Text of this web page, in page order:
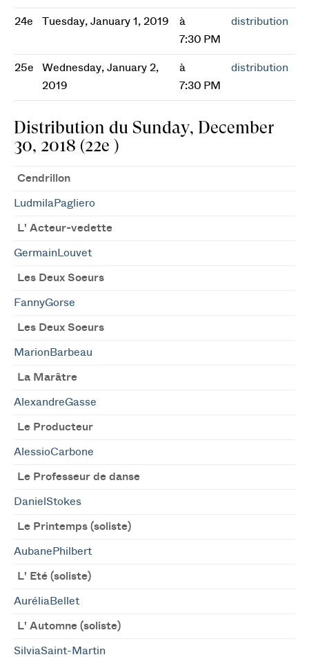
24e Tuesday, January 1, 2019
à
7:30 PM
distribution
25e
Wednesday, January 2,
2019
à
7:30 PM
distribution
Distribution du Sunday, December
30, 2018 (22e )
Cendrillon
LudmilaPagliero
L' Acteur-vedette
GermainLouvet
Les Deux Soeurs
FannyGorse
Les Deux Soeurs
MarionBarbeau
La Marâtre
AlexandreGasse
Le Producteur
AlessioCarbone
Le Professeur de danse
DanielStokes
Le Printemps (soliste)
AubanePhilbert
L' Eté (soliste)
AuréliaBellet
L' Automne (soliste)
SilviaSaint-Martin